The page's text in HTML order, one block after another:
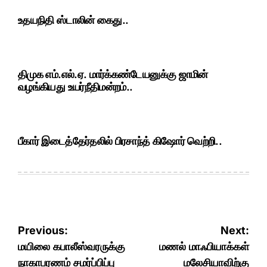
உதயநிதி ஸ்டாலின் கைது..
திமுக எம்.எல்.ஏ. மார்க்கண்டேயனுக்கு ஜாமின்
வழங்கியது உயர்நீதிமன்றம்..
பீகார் இடைத்தேர்தலில் பிரசாந்த் கிஷோர் வெற்றி..
Post
navigation
Previous:
மயிலை கபாலீஸ்வரருக்கு
நாகாபரணம் சமர்ப்பிப்பு
Next:
மணல் மாஃபியாக்கள்
மலேசியாவிற்கு